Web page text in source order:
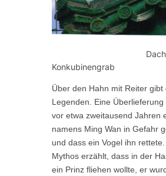
Dach in
Konkubinengrab
Über den Hahn mit Reiter gibt
Legenden. Eine
vor etwa zweitausend Jahren
namens Ming Wan in Gefahr
und dass ein Vogel ihn
Mythos erzählt, dass in der
ein Prinz fliehen wollte, er